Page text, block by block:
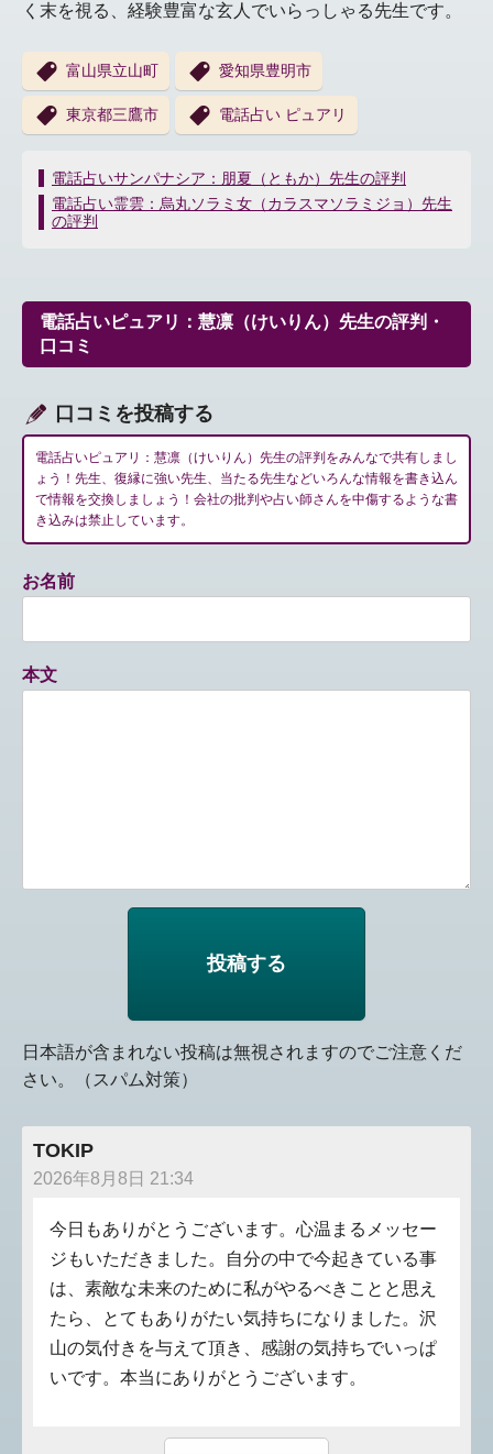
く末を視る、経験豊富な玄人でいらっしゃる先生です。
富山県立山町 愛知県豊明市
東京都三鷹市 電話占い ピュアリ
投
稿
ナ
シ
ョ
ン
電話占いサンパナシア：朋夏（ともか）先生の評判
電話占い霊雲：烏丸ソラミ女（カラスマソラミジョ）先生
の評判
電話占いピュアリ：慧凛（けいりん）先生の評判・
口コミ
口コミを投稿する
電話占いピュアリ：慧凛（けいりん）先生の評判をみんなで共有しまし
ょう！先生、復縁に強い先生、当たる先生などいろんな情報を書き込ん
で情報を交換しましょう！会社の批判や占い師さんを中傷するような書
き込みは禁止しています。
お名前
本文
日本語が含まれない投稿は無視されますのでご注意くだ
さい。（スパム対策）
TOKIP
2026年8月8日 21:34
今日もありがとうございます。心温まるメッセー
ジもいただきました。自分の中で今起きている事
は、素敵な未来のために私がやるべきことと思え
たら、とてもありがたい気持ちになりました。沢
山の気付きを与えて頂き、感謝の気持ちでいっぱ
いです。本当にありがとうございます。